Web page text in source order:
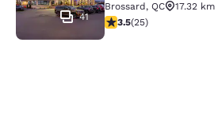
41
Brossard, QC
17.32 km
3.52 étoiles. Bien. 25
3.5(25)